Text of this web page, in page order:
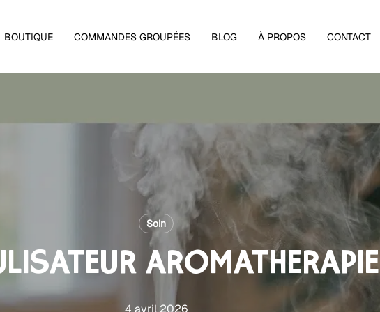
BOUTIQUE COMMANDES GROUPÉES BLOG À PROPOS CONTACT
Panier
Soin
AROMATHÉRAPIE
4 avril 2026